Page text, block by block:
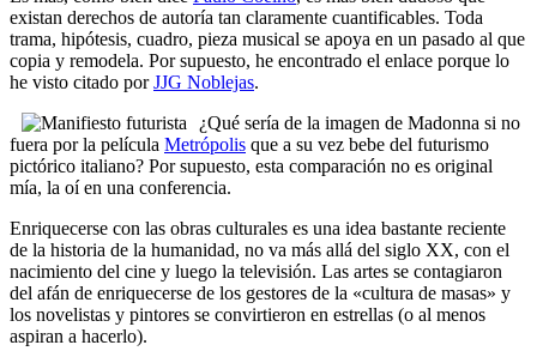
existan derechos de autoría tan claramente cuantificables. Toda
trama, hipótesis, cuadro, pieza musical se apoya en un pasado al que
copia y remodela. Por supuesto, he encontrado el enlace porque lo
he visto citado porJJG Noblejas.
¿Qué sería de la imagen de Madonna si no
fuera por la película Metrópolis que a su vez bebe del futurismo
pictórico italiano? Por supuesto, esta comparación no es original
mía, la oí en una conferencia.
Enriquecerse con las obras culturales es una idea bastante reciente
de la historia de la humanidad, no va más allá del siglo XX, con el
nacimiento del cine y luego la televisión. Las artes se contagiaron
del afán de enriquecerse de los gestores de la «cultura de masas» y
los novelistas y pintores se convirtieron en estrellas (o al menos
aspiran a hacerlo).